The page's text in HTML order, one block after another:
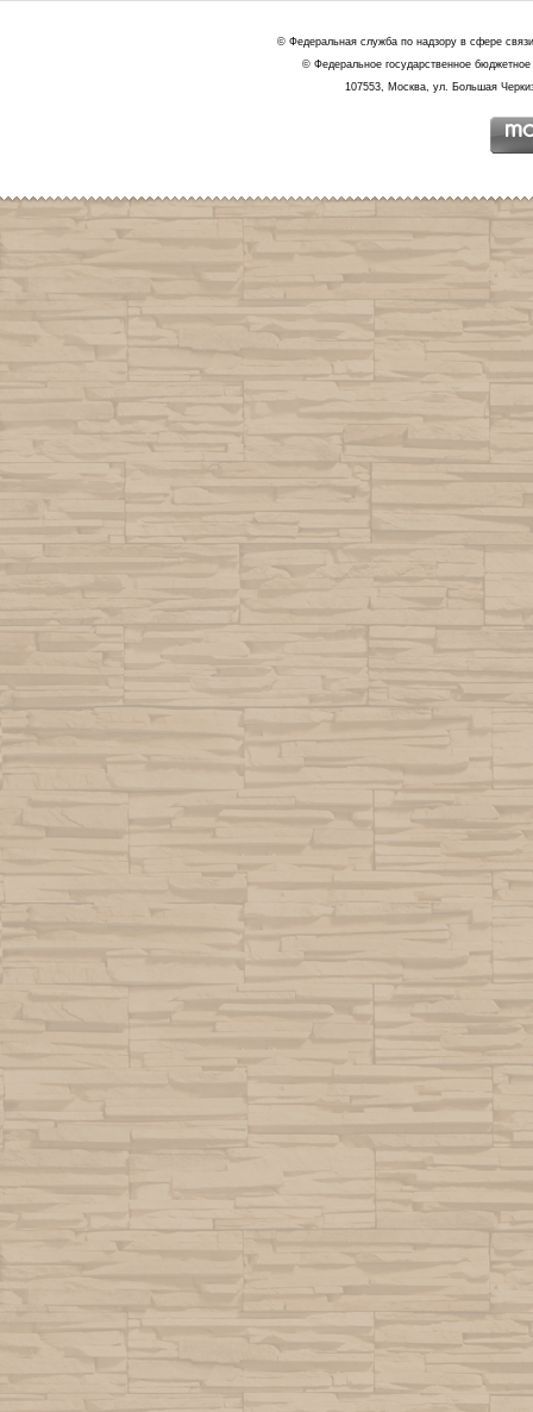
© Федеральная служба по надзору в сфере
© Федеральное государственное
107553, Москва, ул. Большая